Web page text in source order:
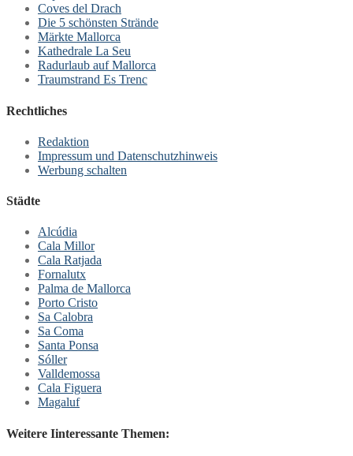
Coves del Drach
Die 5 schönsten Strände
Märkte Mallorca
Kathedrale La Seu
Radurlaub auf Mallorca
Traumstrand Es Trenc
Rechtliches
Redaktion
Impressum und Datenschutzhinweis
Werbung schalten
Städte
Alcúdia
Cala Millor
Cala Ratjada
Fornalutx
Palma de Mallorca
Porto Cristo
Sa Calobra
Sa Coma
Santa Ponsa
Sóller
Valldemossa
Cala Figuera
Magaluf
Weitere Iinteressante Themen: